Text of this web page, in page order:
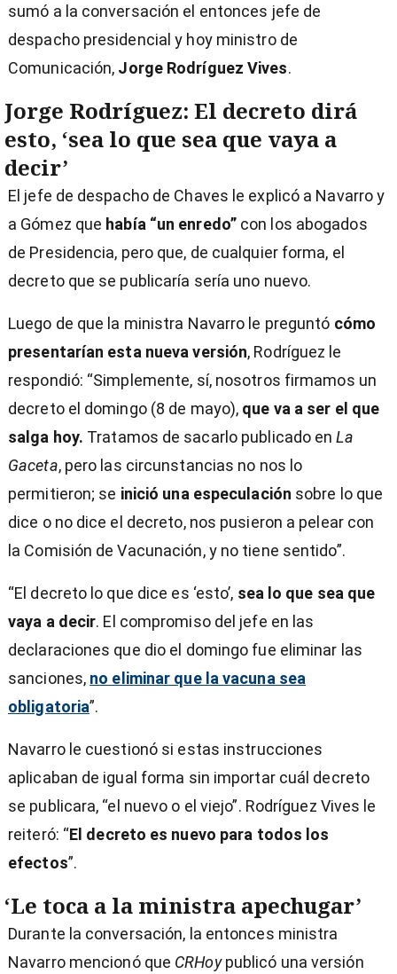
sumó a la conversación el entonces jefe de
despacho presidencial y hoy ministro de
Comunicación, Jorge Rodríguez Vives.
Jorge Rodríguez: El decreto dirá
esto, ‘sea lo que sea que vaya a
decir’
El jefe de despacho de Chaves le explicó a Navarro y
a Gómez que había “un enredo”con los abogados
de Presidencia, pero que, de cualquier forma, el
decreto que se publicaría sería uno nuevo.
Luego de que la ministra Navarro le preguntó cómo
presentarían esta nueva versión, Rodríguez le
respondió: “Simplemente, sí, nosotros firmamos un
decreto el domingo (8 de mayo), que va a ser el que
salga hoy. Tratamos de sacarlo publicado enLa
Gaceta, pero las circunstancias no nos lo
permitieron; se inició una especulación sobre lo que
dice o no dice el decreto, nos pusieron a pelear con
la Comisión de Vacunación, y no tiene sentido”.
“El decreto lo que dice es ‘esto’, sea lo que sea que
vaya a decir. El compromiso del jefe en las
declaraciones que dio el domingo fue eliminar las
sanciones, no eliminar que la vacuna sea
obligatoria”.
Navarro le cuestionó si estas instrucciones
aplicaban de igual forma sin importar cuál decreto
se publicara, “el nuevo o el viejo”. Rodríguez Vives le
reiteró: “El decreto es nuevo para todos los
efectos”.
‘Le toca a la ministra apechugar’
Durante la conversación, la entonces ministra
Navarro mencionó que CRHoypublicó una versión